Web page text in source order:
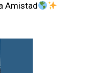
Amistad